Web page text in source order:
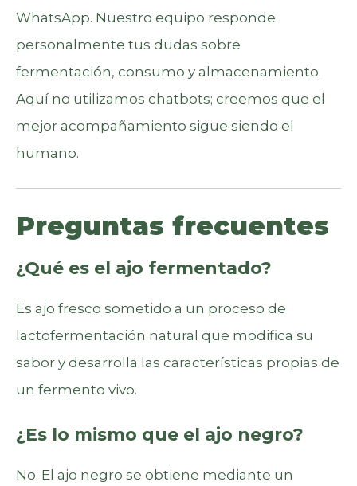
WhatsApp. Nuestro equipo responde
personalmente tus dudas sobre
fermentación, consumo y almacenamiento.
Aquí no utilizamos chatbots; creemos que el
mejor acompañamiento sigue siendo el
humano.
Preguntas frecuentes
¿Qué es el ajo fermentado?
Es ajo fresco sometido a un proceso de
lactofermentación natural que modifica su
sabor y desarrolla las características propias de
un fermento vivo.
¿Es lo mismo que el ajo negro?
No. El ajo negro se obtiene mediante un